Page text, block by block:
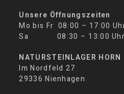
Unsere Öffnungszeiten
Mo bis Fr 08:00 – 17:00
Sa 08:30 – 13:00 Uhr
NATURSTEINLAGER HORN
Im Nordfeld 27
29336 Nienhagen